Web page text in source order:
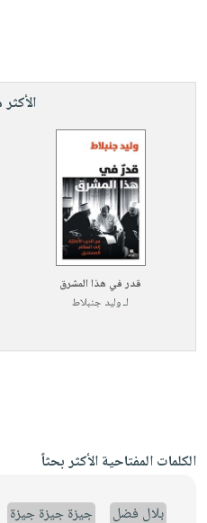
قدر في هذا المشرق
لـوليد جنبلاط
الكلمات المفتاحية الأكثر بحثاً
بلال فضل جيزة جيزة جيزة